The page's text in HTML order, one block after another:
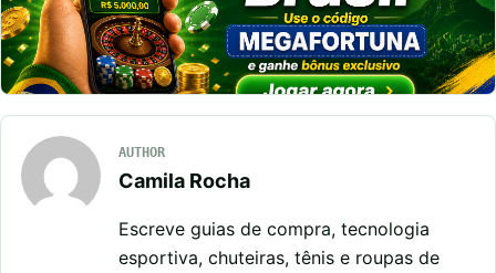
AUTHOR
Camila Rocha
Escreve guias de compra, tecnologia
esportiva, chuteiras, tênis e roupas de